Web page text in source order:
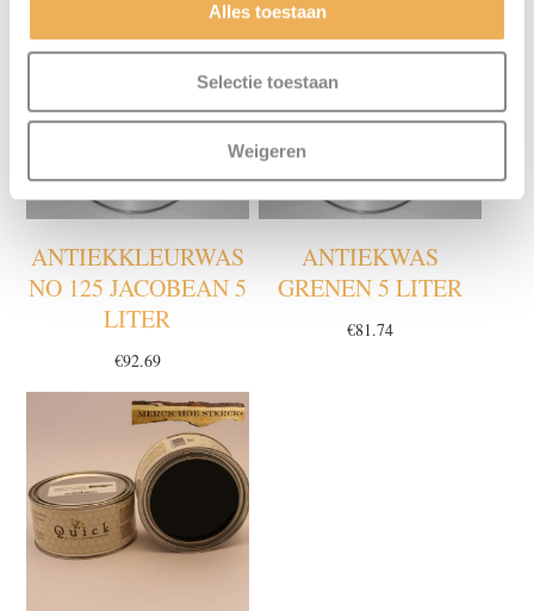
Alles toestaan
Selectie toestaan
Weigeren
ANTIEKKLEURWAS
NO 125 JACOBEAN 5
LITER
€92.69
ANTIEKWAS
GRENEN 5 LITER
€81.74